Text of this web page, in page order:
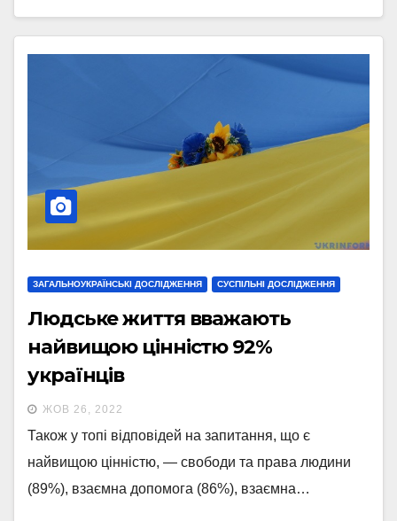
ЗАГАЛЬНОУКРАЇНСЬКІ ДОСЛІДЖЕННЯ СУСПІЛЬНІ ДОСЛІДЖЕННЯ
Людське життя вважають
найвищою цінністю 92%
українців
ЖОВ 26, 2022
Також у топі відповідей на запитання, що є
найвищою цінністю, — свободи та права людини
(89%), взаємна допомога (86%), взаємна…